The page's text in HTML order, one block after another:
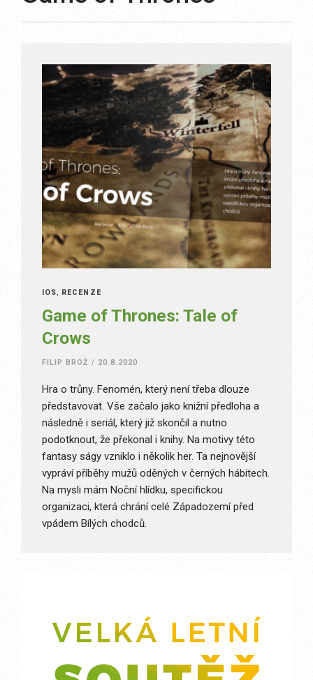
IOS RECENZE
Game of Thrones: Tale of
Crows
FILIP BROŽ / 20.8.2020
Hra o trůny. Fenomén, který není třeba dlouze
představovat. Vše začalo jako knižní předloha a
následně i seriál, který již skončil a nutno
podotknout, že překonal i knihy. Na motivy této
fantasy ságy vzniklo i několik her. Ta nejnovější
vypráví příběhy mužů oděných v černých hábitech.
Na mysli mám Noční hlídku, specifickou
organizaci, která chrání celé Západozemí před
vpádem Bílých chodců.